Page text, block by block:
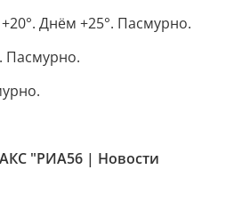
Днём +25°. Пасмурно.
Пасмурно.
"РИА56 | Новости